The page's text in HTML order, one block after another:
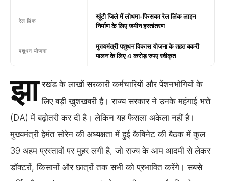
रेल लिंक
खूंटी जिले में लोधमा-फिसका रेल लिंक लाइन
निर्माण के लिए जमीन हस्तांतरण
पशुधन योजना
मुख्यमंत्री पशुधन विकास योजना के तहत बकरी
पालन के लिए 4 करोड़ रुपए स्वीकृत
झा रखंड के लाखों सरकारी कर्मचारियों और पेंशनभोगियों के
लिए बड़ी खुशखबरी है। राज्य सरकार ने उनके महंगाई भत्ते
(DA) में बढ़ोतरी कर दी है। लेकिन यह फैसला अकेला नहीं है।
मुख्यमंत्री हेमंत सोरेन की अध्यक्षता में हुई कैबिनेट की बैठक में कुल
39 अहम प्रस्तावों पर मुहर लगी है, जो राज्य के आम आदमी से लेकर
डॉक्टरों, किसानों और छात्रों तक सभी को प्रभावित करेंगे। सबसे